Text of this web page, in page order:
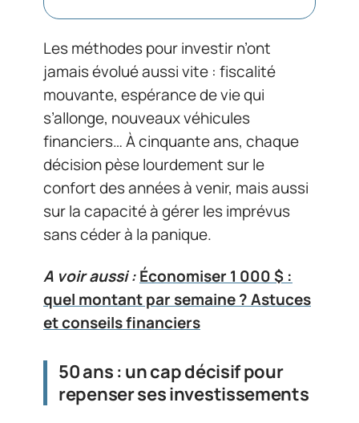
Les méthodes pour investir n’ont
jamais évolué aussi vite : fiscalité
mouvante, espérance de vie qui
s’allonge, nouveaux véhicules
financiers… À cinquante ans, chaque
décision pèse lourdement sur le
confort des années à venir, mais aussi
sur la capacité à gérer les imprévus
sans céder à la panique.
A voir aussi :Économiser 1 000 $ :
quel montant par semaine ? Astuces
et conseils financiers
50 ans : un cap décisif pour
repenser ses investissements